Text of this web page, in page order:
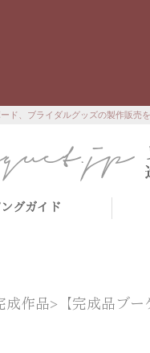
ド、ブライダルグッズの製作販売
グガイド
成作品> 【完成品ブ